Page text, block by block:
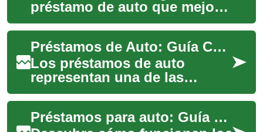
préstamo de auto que mejor
se adapte a tu situación:
requisitos, tipos de
financiamiento, fac...
Préstamos de Auto: Guía Completa para Financiar tu Vehículo
Los préstamos de auto
representan una de las
formas más comunes de
financiamiento vehicular,
permitiendo a millones d... Préstamos para auto: Guía práctica para financiar tu coche